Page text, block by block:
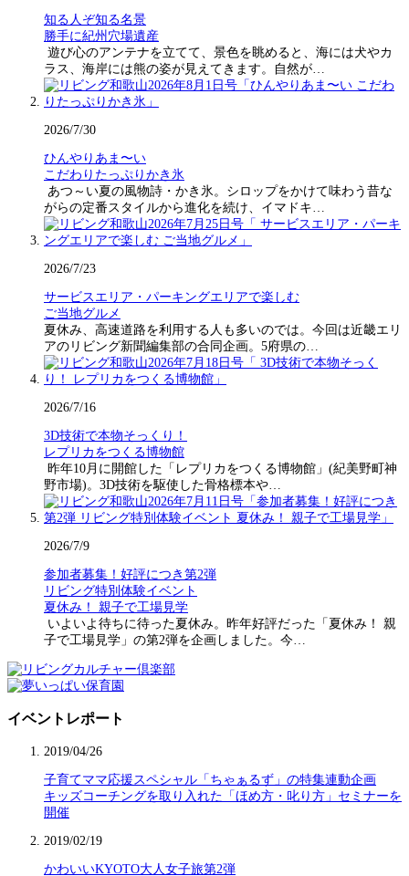
知る人ぞ知る名景
勝手に紀州穴場遺産
遊び心のアンテナを立てて、景色を眺めると、海には犬やカ
ラス、海岸には熊の姿が見えてきます。自然が…
2026/7/30
ひんやりあま〜い
こだわりたっぷりかき氷
あつ～い夏の風物詩・かき氷。シロップをかけて味わう昔な
がらの定番スタイルから進化を続け、イマドキ…
2026/7/23
サービスエリア・パーキングエリアで楽しむ
ご当地グルメ
夏休み、高速道路を利用する人も多いのでは。今回は近畿エリ
アのリビング新聞編集部の合同企画。5府県の…
2026/7/16
3D技術で本物そっくり！
レプリカをつくる博物館
昨年10月に開館した「レプリカをつくる博物館」(紀美野町神
野市場)。3D技術を駆使した骨格標本や…
2026/7/9
参加者募集！好評につき第2弾
リビング特別体験イベント
夏休み！ 親子で工場見学
いよいよ待ちに待った夏休み。昨年好評だった「夏休み！ 親
子で工場見学」の第2弾を企画しました。今…
イベントレポート
2019/04/26
子育てママ応援スペシャル「ちゃぁるず」の特集連動企画
キッズコーチングを取り入れた「ほめ方・叱り方」セミナーを
開催
2019/02/19
かわいいKYOTO大人女子旅第2弾